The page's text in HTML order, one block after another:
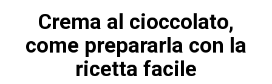
Crema al cioccolato,
come prepararla con la
ricetta facile